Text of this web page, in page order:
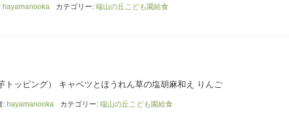
hayamanooka カテゴリー: 端山の丘こども園給食
トッピング） キャベツとほうれん草の塩胡麻和え りんご
: hayamanooka カテゴリー: 端山の丘こども園給食